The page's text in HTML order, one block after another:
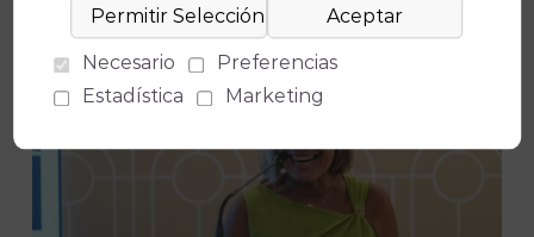
Entradas Recientes
Necesario
Preferencias
Estadística
Marketing